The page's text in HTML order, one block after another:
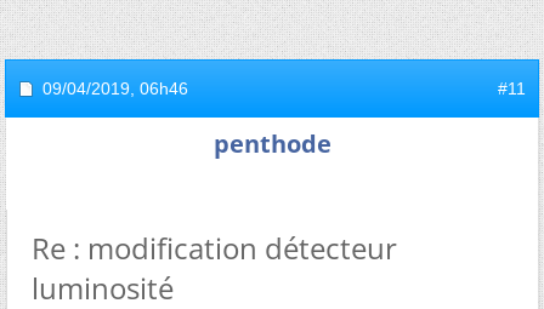
09/04/2019, 06h46 #11
penthode
Re : modification détecteur
luminosité